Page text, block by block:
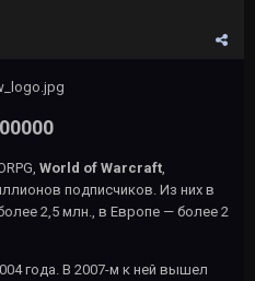
World of Warcraft
подписчиков. Из них в
2,5 млн., в Европе — более 2
года. В 2007-м к ней вышел